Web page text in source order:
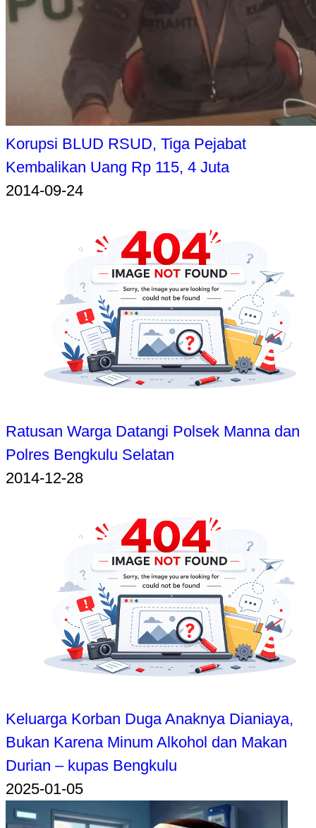
Korupsi BLUD RSUD, Tiga Pejabat
Kembalikan Uang Rp 115, 4 Juta
2014-09-24
Ratusan Warga Datangi Polsek Manna dan
Polres Bengkulu Selatan
2014-12-28
Keluarga Korban Duga Anaknya Dianiaya,
Bukan Karena Minum Alkohol dan Makan
Durian – kupas Bengkulu
2025-01-05